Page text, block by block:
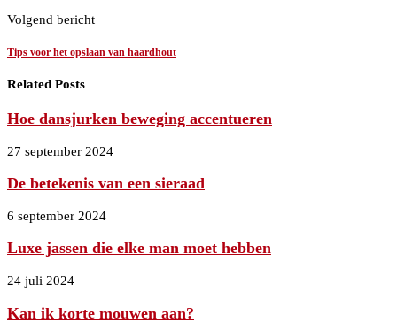
Volgend bericht
Tips voor het opslaan van haardhout
Related Posts
Hoe dansjurken beweging accentueren
27 september 2024
De betekenis van een sieraad
6 september 2024
Luxe jassen die elke man moet hebben
24 juli 2024
Kan ik korte mouwen aan?